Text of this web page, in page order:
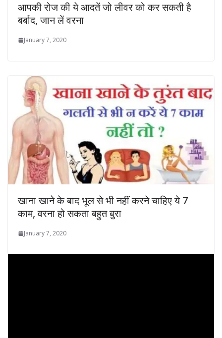
आपकी रोज की ये आदतें जो लीवर को कर सकती है
बर्बाद, जान लें वरना
January 7, 2020
खाना खाने के बाद भूल से भी नहीं करने चाहिए ये 7
काम, वरना हो सकता बहुत बुरा
January 7, 2020